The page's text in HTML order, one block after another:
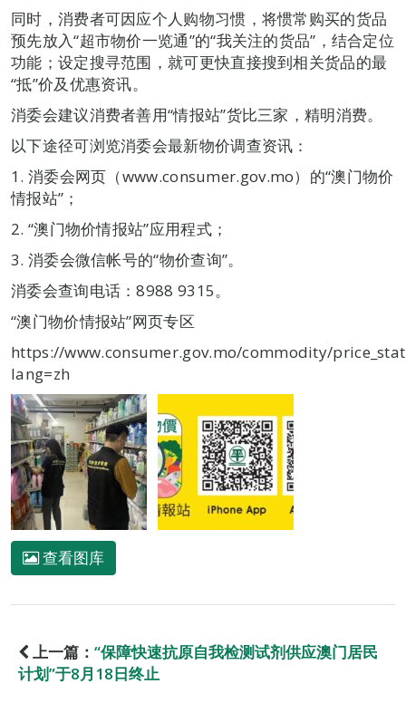
同时，消费者可因应个人购物习惯，将惯常购买的货品
预先放入“超市物价一览通”的“我关注的货品”，结合定位
功能；设定搜寻范围，就可更快直接搜到相关货品的最
“抵”价及优惠资讯。
消委会建议消费者善用“情报站”货比三家，精明消费。
以下途径可浏览消委会最新物价调查资讯：
1. 消委会网页（www.consumer.gov.mo）的“澳门物价
情报站”；
2. “澳门物价情报站”应用程式；
3. 消委会微信帐号的“物价查询”。
消委会查询电话：8988 9315。
“澳门物价情报站”网页专区
https://www.consumer.gov.mo/commodity/
lang=zh
查看图库
上一篇： “保障快速抗原自我检测试剂供应澳门居民
计划”于8月18日终止